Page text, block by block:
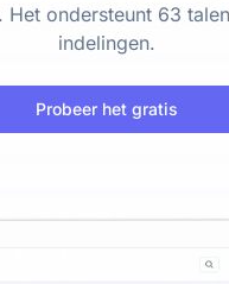
Het ondersteunt 63
indelingen.
Probeer het gratis